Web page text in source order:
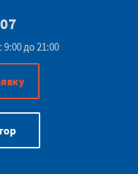
до 21:00